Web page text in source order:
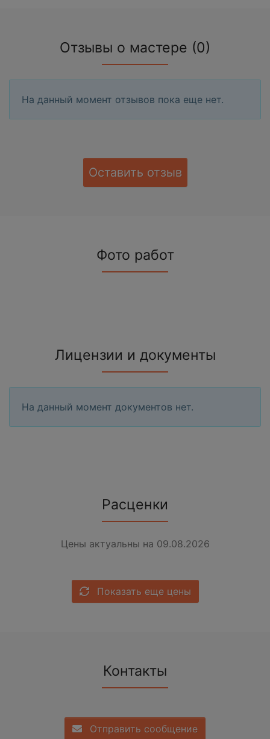
Отзывы о мастере (0)
На данный момент отзывов пока еще нет.
Оставить отзыв
Фото работ
Лицензии и документы
На данный момент документов нет.
Расценки
Цены актуальны на 09.08.2026
Показать еще цены
Контакты
Отправить сообщение